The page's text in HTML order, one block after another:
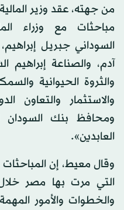
من جهته، عقد وزير
مباحثات مع وزراء
السوداني جبريل
آدم، والصناعة إبراهيم
والثروة الحيوانية
والاستثمار والتعاون
ومحافظ بنك السودان
العابدين».
وقال معيط، إن
التي مرت بها مصر خلال
والخطوات والأمور